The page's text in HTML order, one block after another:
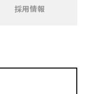
採用情報